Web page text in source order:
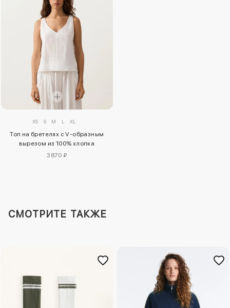
XS S M L XL
Топ на бретелях с V-образным
вырезом из 100% хлопка
3870 ₽
СМОТРИТЕ ТАКЖЕ